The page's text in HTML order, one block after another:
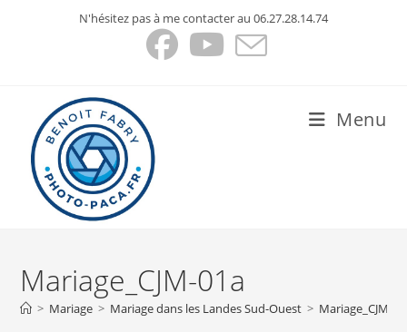
N'hésitez pas à me contacter au 06.27.28.14.74
Menu
Mariage_CJM-01a
> Mariage > Mariage dans les Landes Sud-Ouest > Mariage_CJM-